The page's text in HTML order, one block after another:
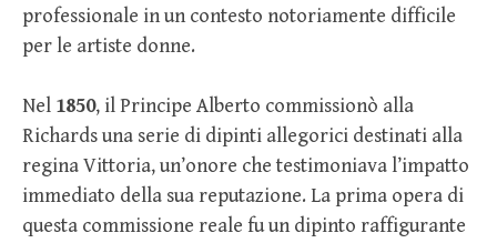
professionale in un contesto notoriamente difficile
per le artiste donne.
Nel 1850, il Principe Alberto commissionò alla
Richards una serie di dipinti allegorici destinati alla
regina Vittoria, un’onore che testimoniava l’impatto
immediato della sua reputazione. La prima opera di
questa commissione reale fu un dipinto raffigurante